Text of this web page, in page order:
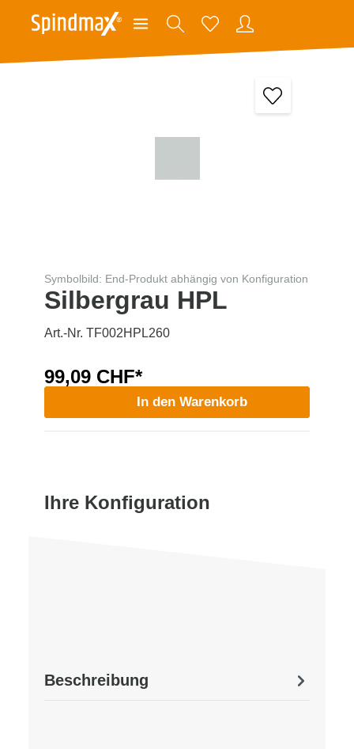
Symbolbild: End-Produkt abhängig von Konfiguration
Silbergrau HPL
Art.-Nr. TF002HPL260
99,09 CHF*
In den Warenkorb
Ihre Konfiguration
Beschreibung